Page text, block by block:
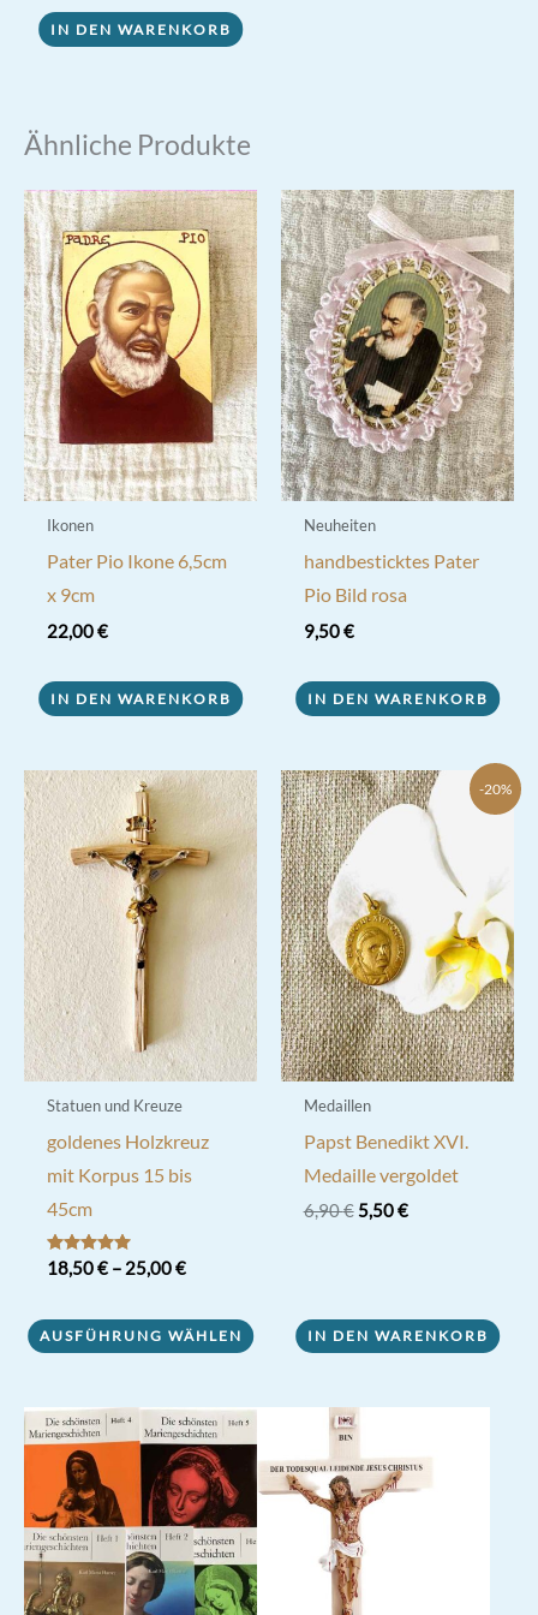
IN DEN WARENKORB
Ähnliche Produkte
Ikonen
Pater Pio Ikone 6,5cm
x 9cm
22,00€
IN DEN WARENKORB
Neuheiten
handbesticktes Pater
Pio Bild rosa
9,50€
IN DEN WARENKORB
Statuen und Kreuze
goldenes Holzkreuz
mit Korpus 15 bis
45cm
Bewertet mit
5.00
18,50€– 25,00€
AUSFÜHRUNG WÄHLEN
Produkt
mehrere
Varianten
auf.
Die
Optionen
können
auf
-20%
Medaillen
Papst Benedikt XVI.
Medaille vergoldet
6,90€ Ursprünglicher
5,50€Aktueller
IN DEN WARENKORB